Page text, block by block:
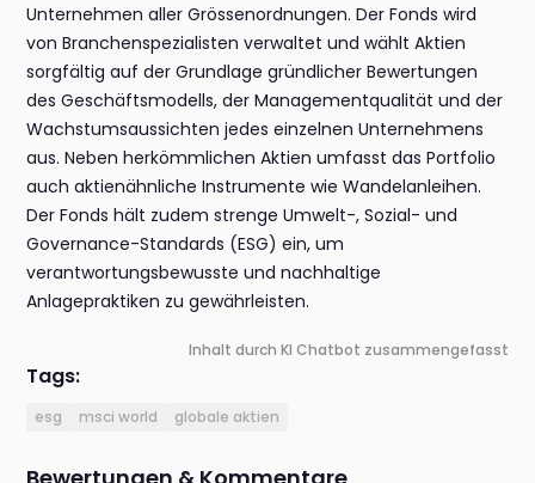
Unternehmen aller Grössenordnungen. Der Fonds wird
von Branchenspezialisten verwaltet und wählt Aktien
sorgfältig auf der Grundlage gründlicher Bewertungen
des Geschäftsmodells, der Managementqualität und der
Wachstumsaussichten jedes einzelnen Unternehmens
aus. Neben herkömmlichen Aktien umfasst das Portfolio
auch aktienähnliche Instrumente wie Wandelanleihen.
Der Fonds hält zudem strenge Umwelt-, Sozial- und
Governance-Standards (ESG) ein, um
verantwortungsbewusste und nachhaltige
Anlagepraktiken zu gewährleisten.
Inhalt durch KI Chatbot zusammengefasst
Tags:
esg msci world globale aktien